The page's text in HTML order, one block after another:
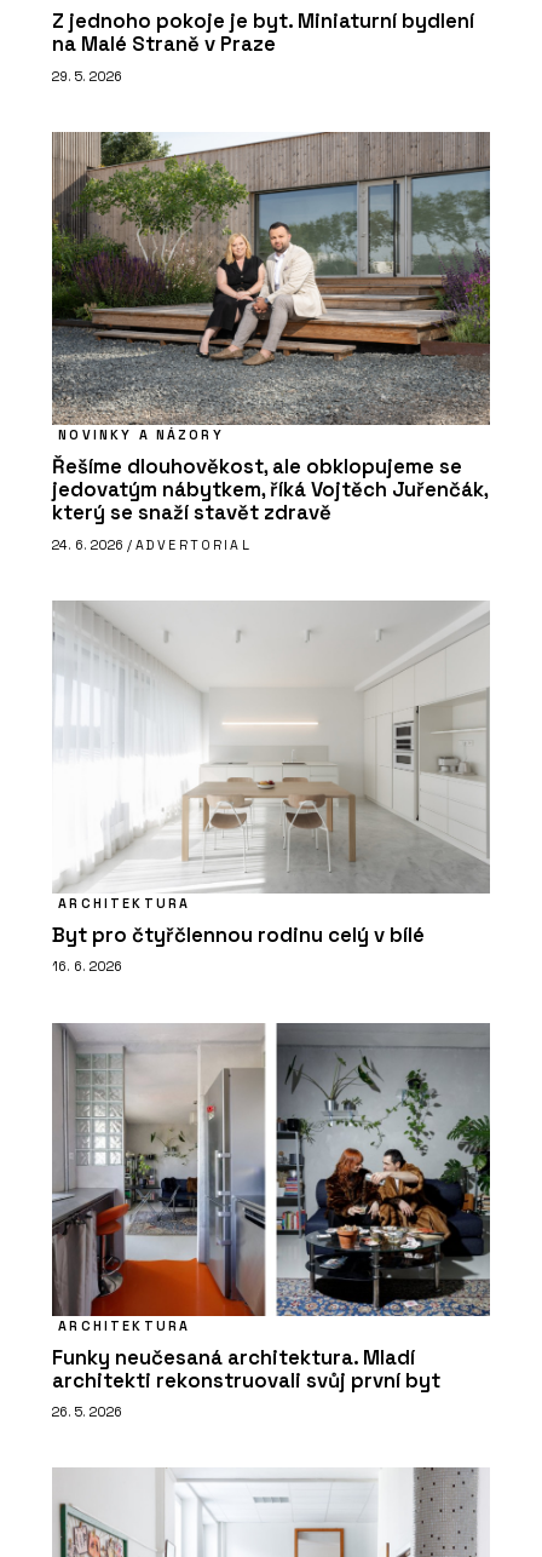
Z jednoho pokoje je byt. Miniaturní bydlení
na Malé Straně v Praze
29. 5. 2026
NOVINKY A NÁZORY
Řešíme dlouhověkost, ale obklopujeme se
jedovatým nábytkem, říká Vojtěch Juřenčák,
který se snaží stavět zdravě
24. 6. 2026 / ADVERTORIAL
ARCHITEKTURA
Byt pro čtyřčlennou rodinu celý v bílé
16. 6. 2026
ARCHITEKTURA
Funky neučesaná architektura. Mladí
architekti rekonstruovali svůj první byt
26. 5. 2026